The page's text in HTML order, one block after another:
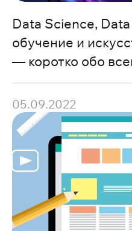
Data Science,
обучение и
— коротко обо
05.09.2022